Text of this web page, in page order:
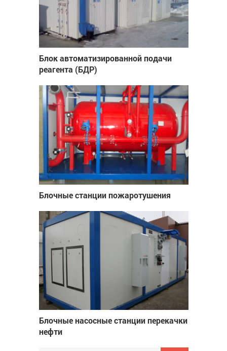
Блок автоматизированной подачи
реагента (БДР)
Блочные станции пожаротушения
Блочные насосные станции перекачки
нефти